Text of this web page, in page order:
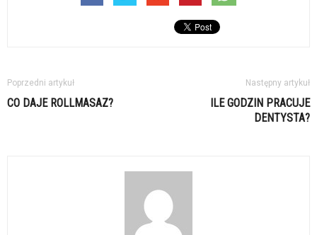
Poprzedni artykuł
CO DAJE ROLLMASAZ?
Następny artykuł
ILE GODZIN PRACUJE
DENTYSTA?